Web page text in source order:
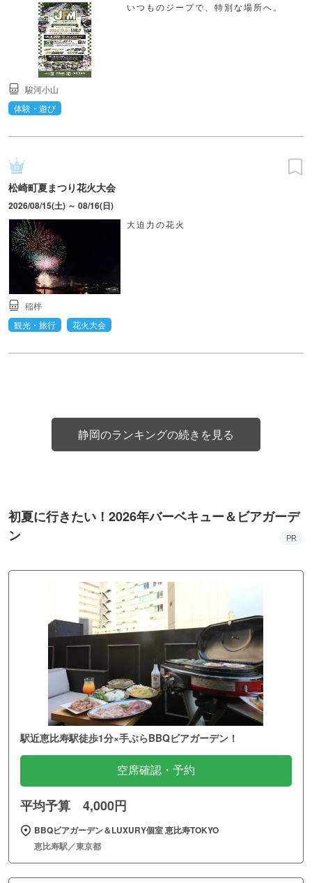
いつものジープで、特別な場所へ。
駿河小山
体験・遊び
松崎町夏まつり花火大会
2026/08/15(土) ～ 08/16(日)
大迫力の花火
稲梓
観光・旅行
花火大会
静岡のランキングの続きを見る
初夏に行きたい！2026年バーベキュー＆ビアガーデ
ン
PR
駅近恵比寿駅徒歩1分×手ぶらBBQビアガーデン！
空席確認・予約
平均予算 4,000円
BBQビアガーデン＆LUXURY個室 恵比寿TOKYO
恵比寿駅／東京都